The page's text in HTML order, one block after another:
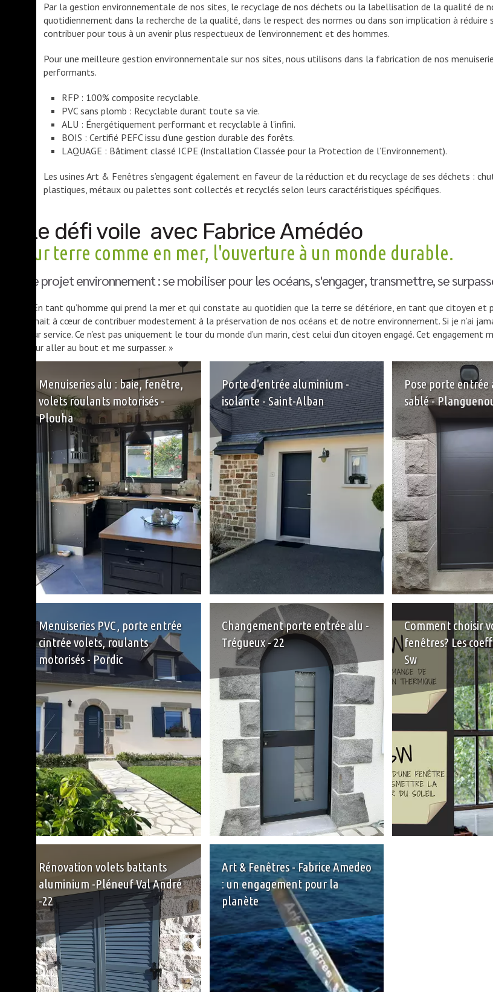
Par la gestion environnementale de nos sites, le recyclage de nos déchets ou la labellisation de la qualité de
quotidiennement dans la recherche de la qualité, dans le respect des normes ou dans son implication à
contribuer pour tous à un avenir plus respectueux de l’environnement et des hommes.
Pour une meilleure gestion environnementale sur nos sites, nous utilisons dans la fabrication de nos
performants.
RFP : 100% composite recyclable.
PVC sans plomb : Recyclable durant toute sa vie.
ALU : Énergétiquement performant et recyclable à l'infini.
BOIS : Certifié PEFC issu d’une gestion durable des forêts.
LAQUAGE : Bâtiment classé ICPE (Installation Classée pour la Protection de l’Environnement).
Les usines Art & Fenêtres s’engagent également en faveur de la réduction et du recyclage de ses déchets :
plastiques, métaux ou palettes sont collectés et recyclés selon leurs caractéristiques spécifiques.
Le défi voile avec Fabrice Amédéo
Sur terre comme en mer, l'ouverture à un monde durable.
Le projet environnement : se mobiliser pour les océans, s'engager, transmettre, se
« En tant qu’homme qui prend la mer et qui constate au quotidien que la terre se détériore, en tant que citoyen
tenait à cœur de contribuer modestement à la préservation de nos océans et de notre environnement. Si je n’ai
leur service. Ce n’est pas uniquement le tour du monde d’un marin, c’est celui d’un citoyen engagé. Cet
pour aller au bout et me surpasser. »
Menuiseries alu : baie, fenêtre,
volets roulants motorisés -
Plouha
+
Porte d'entrée aluminium -
isolante - Saint-Alban
+
Pose porte entrée
sablé -
Menuiseries PVC, porte entrée
cintrée volets, roulants
motorisés - Pordic
+
Changement porte entrée alu -
Trégueux - 22
+
Comment choisir
fenêtres? Les
Sw
Rénovation volets battants
aluminium -Pléneuf Val André
-22
Art & Fenêtres - Fabrice Amedeo
: un engagement pour la
planète